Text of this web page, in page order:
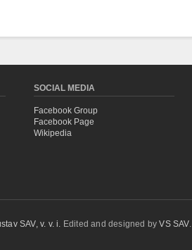
SOCIAL MEDIA
Facebook Group
Facebook Page
Wikipedia
SAV, v. v. i. Edited and designed byVS SAV.